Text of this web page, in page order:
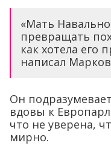
«Мать
превращать
как хотела его
написал
Он
вдовы к
что не уверена,
мирно.